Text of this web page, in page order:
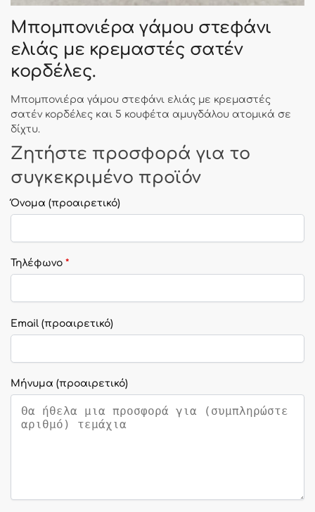
Μπομπονιέρα γάμου στεφάνι
ελιάς με κρεμαστές σατέν
κορδέλες.
Μπομπονιέρα γάμου στεφάνι ελιάς με κρεμαστές
σατέν κορδέλες και 5 κουφέτα αμυγδάλου ατομικά σε
δίχτυ.
Ζητήστε προσφορά για το
συγκεκριμένο προϊόν
Όνομα (προαιρετικό)
Τηλέφωνο *
Email (προαιρετικό)
Μήνυμα (προαιρετικό)